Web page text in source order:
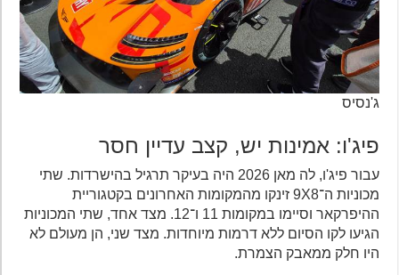
ג'נסיס
פיג'ו: אמינות יש, קצב עדיין חסר
עבור פיג'ו, לה מאן 2026 היה בעיקר תרגיל בהישרדות. שתי
מכוניות ה־9X8 זינקו מהמקומות האחרונים בקטגוריית
ההיפרקאר וסיימו במקומות 11 ו־12. מצד אחד, שתי המכוניות
הגיעו לקו הסיום ללא דרמות מיוחדות. מצד שני, הן מעולם לא
היו חלק ממאבק הצמרת.